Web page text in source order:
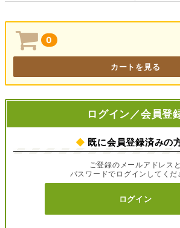
0
カートを見る
ログイン／会員登
◆ 既に会員登録済みの
ご登録のメールアドレスと
パスワードでログインしてくだ
ログイン